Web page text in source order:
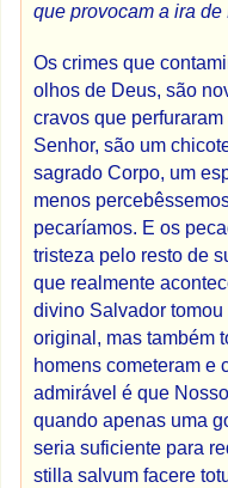
que provocam a ira
Os crimes que
olhos de Deus, são
cravos que
Senhor, são um
sagrado Corpo, um
menos
pecaríamos. E os
tristeza pelo resto de
que realmente
divino Salvador
original, mas também
homens cometeram e
admirável é que
quando apenas uma
seria suficiente para
stilla salvum facere